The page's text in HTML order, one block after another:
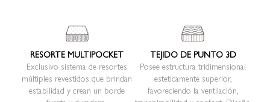
RESORTE MULTIPOCKET
Exclusivo sistema de resortes
múltiples revestidos que brindan
estabilidad y crean un borde
TEJIDO DE PUNTO 3D
Posee estructura tridimensional
esteticamente superior,
favoreciendo la ventilación,